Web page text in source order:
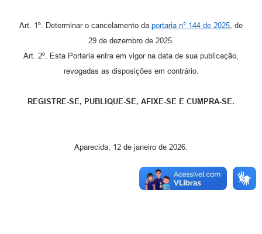
Art. 1º. Determinar o cancelamento da portaria n° 144 de 2025 , de
29 de dezembro de 2025.
Art. 2º. Esta Portaria entra em vigor na data de sua publicação,
revogadas as disposições em contrário.
REGISTRE-SE, PUBLIQUE-SE, AFIXE-SE E CUMPRA-SE.
Aparecida, 12 de janeiro de 2026.